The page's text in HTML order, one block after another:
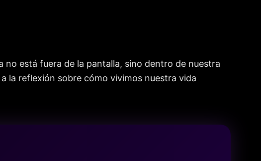
está fuera de la pantalla, sino dentro de nuestra
la reflexión sobre cómo vivimos nuestra vida